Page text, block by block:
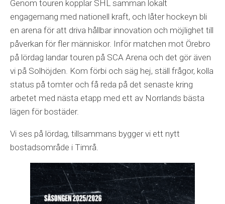
Genom touren kopplar SHL samman lokalt
engagemang med nationell kraft, och låter hockeyn bli
en arena för att driva hållbar innovation och möjlighet till
påverkan för fler människor. Inför matchen mot Örebro
på lördag landar touren på SCA Arena och det gör även
vi på Solhöjden. Kom förbi och säg hej, ställ frågor, kolla
status på tomter och få reda på det senaste kring
arbetet med nästa etapp med ett av Norrlands bästa
lägen för bostäder.
Vi ses på lördag, tillsammans bygger vi ett nytt
bostadsområde i Timrå.